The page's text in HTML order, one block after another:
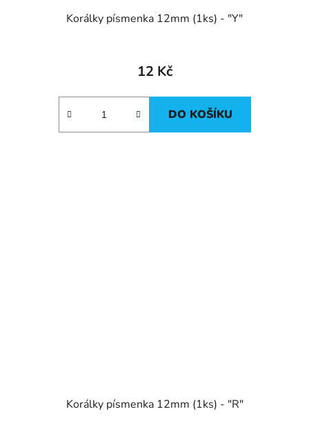
Korálky písmenka 12mm (1ks) - "Y"
12 Kč
DO KOŠÍKU
Korálky písmenka 12mm (1ks) - "R"